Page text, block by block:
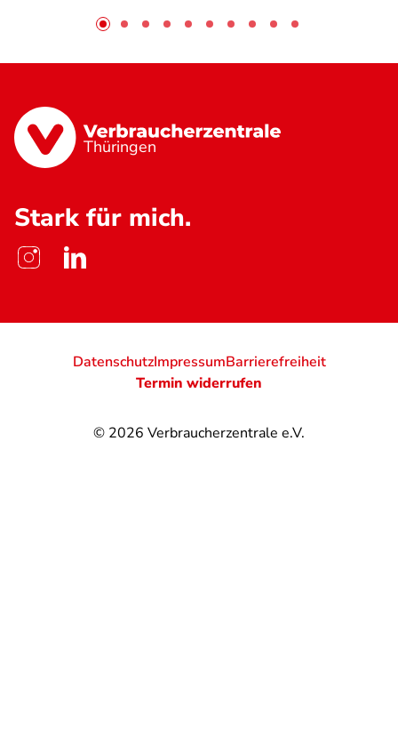
Thüringen
Stark für mich.
© 2026 Verbraucherzentrale e.V.
DatenschutzImpressumBarrierefreiheit
Termin widerrufen